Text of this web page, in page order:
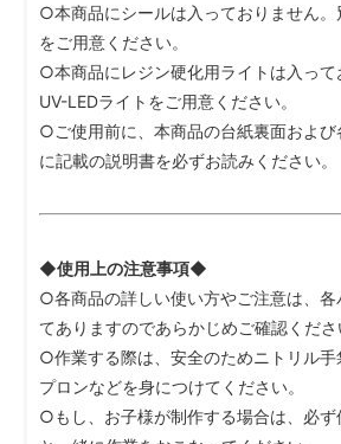
○本商品にシールは入っておりません
をご用意ください。
○本商品にレジン硬化用ライトは入って
UV-LEDライトをご用意ください。
○ご使用前に、本商品の台紙裏面および
に記載の説明書を必ずお読みください。
◆使用上の注意事項◆
○各商品の詳しい使い方やご注意は、各
てありますのであらかじめご確認くださ
○作業する際は、安全のためニトリル手
プロンなどを身につけてください。
○もし、お子様が制作する場合は、必